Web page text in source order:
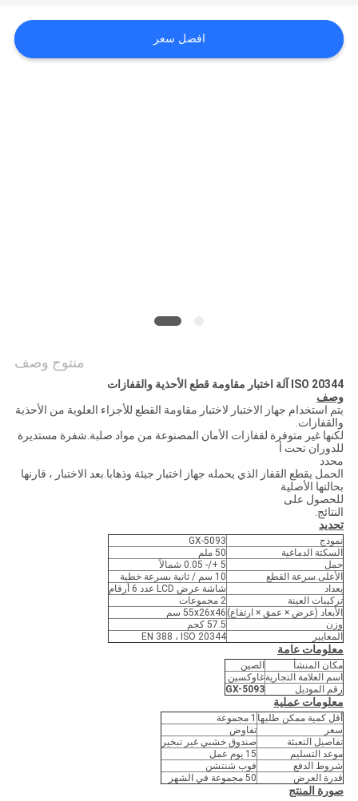
اطلب
اقتباس
افضل سعر
منتوج وصف
ISO 20344 آلة اختبار مقاومة قطع الأحذية والقفازات
وصف
يتم استخدام جهاز الاختبار لاختبار مقاومة القطع للأجزاء العلوية من الأحذية
والقفازات.
لكنها غير متوفرة لقفازات الأمان المصنوعة من مواد صلبة.شفرة مستديرة
للدوران تحت أ
محدد
الحمل يقطع القفاز الذي يحمله جهاز اختبار جيئة وذهابا.بعد الاختبار ، قارنها
بحالتها الأصلية
للحصول على
النتائج.
تحديد
نموذج
GX-5093
السكتة الدماغية
50 ملم
حمل
5 +/- 0.05 شمالاً
الأعلى.سرعة القطع
10 سم / ثانية بسرعة خطية
يعداد
شاشة عرض LCD عدد 6 أرقام
تركيبات العينة
2 مجموعات
الأبعاد (عرض × عمق × ارتفاع) 55x26x46 سم
وزن
57.5 كجم
المعايير
EN 388 ، ISO 20344
معلومات عامة
مكان المنشأ
الصين
اسم العلامة التجاريةغاوكسين
رقم الموديل
GX-5093
معلومات عملية
أقل كمية ممكن طلبها 1 مجموعة
سعر
تفاوض
تفاصيل التعبئة
صندوق خشبي غير تبخير
موعد التسليم
15 يوم عمل
شروط الدفع
فوب شنتشن
قدرة العرض
50 مجموعة في الشهر
صورة المنتج